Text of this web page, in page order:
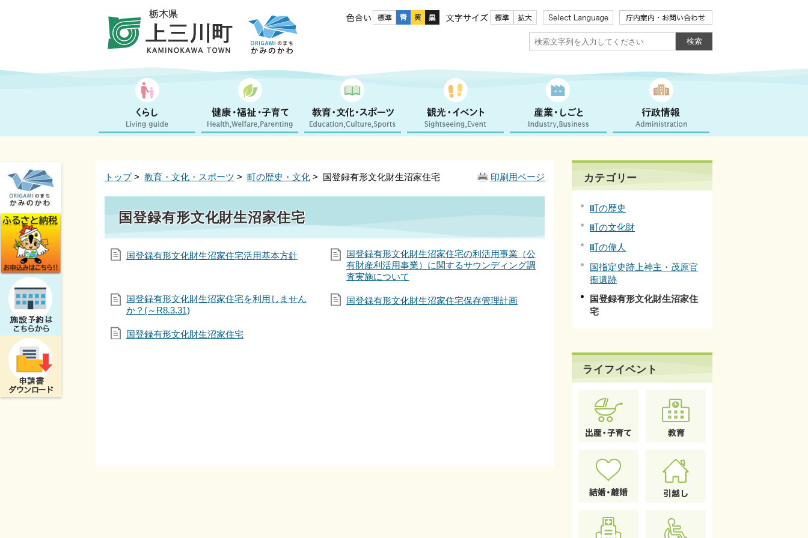
色合い 文字サイズ
印刷用ページ
トップ> 教育・文化・スポーツ > 町の歴史・文化 > 国登録有形文化財生沼家住宅
国登録有形文化財生沼家住宅
国登録有形文化財生沼家住宅活用基本方針
国登録有形文化財生沼家住宅の利活用事業（公
有財産利活用事業）に関するサウンディング調
査実施について
国登録有形文化財生沼家住宅を利用しません
か？(～R8.3.31)
国登録有形文化財生沼家住宅保存管理計画
国登録有形文化財生沼家住宅
カテゴリー
町の歴史
町の文化財
町の偉人
国指定史跡上神主・茂原官
衙遺跡
国登録有形文化財生沼家住
宅
ライフイベント